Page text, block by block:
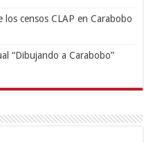
los censos CLAP en Carabobo
“Dibujando a Carabobo”